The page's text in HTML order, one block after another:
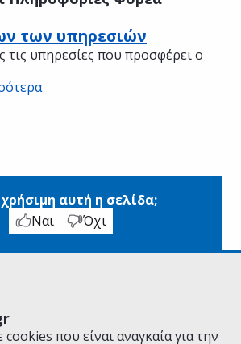
που είναι αναγκαία για την
των υπηρεσιών
τις υπηρεσίες που προσφέρει ο
χρήσιμη αυτή η σελίδα;
Ναι
Όχι